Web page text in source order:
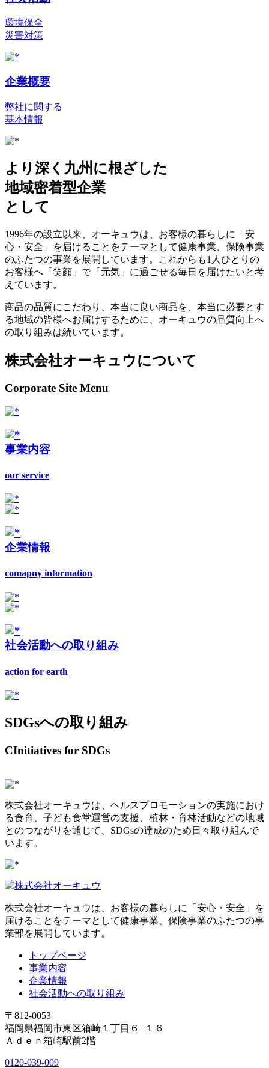
環境保全
災害対策
企業概要
弊社に関する
基本情報
より深く九州に根ざした
地域密着型企業
として
1996年の設立以来、オーキュウは、お客様の暮らしに「安
心・安全」を届けることをテーマとして健康事業、保険事業
のふたつの事業を展開しています。これからも1人ひとりの
お客様へ「笑顔」で「元気」に過ごせる毎日を届けたいと考
えています。
商品の品質にこだわり、本当に良い商品を、本当に必要とす
る地域の皆様へお届けするために、オーキュウの品質向上へ
の取り組みは続いています。
株式会社オーキュウについて
Corporate Site Menu
事業内容
our service
企業情報
comapny information
社会活動への取り組み
action for earth
SDGsへの取り組み
CInitiatives for SDGs
株式会社オーキュウは、ヘルスプロモーションの実施におけ
る食育、子ども食堂運営の支援、植林・育林活動などの地域
とのつながりを通じて、SDGsの達成のため日々取り組んで
います。
株式会社オーキュウは、お客様の暮らしに「安心・安全」を
届けることをテーマとして健康事業、保険事業のふたつの事
業部を展開しています。
トップページ
事業内容
企業情報
社会活動への取り組み
〒812-0053
福岡県福岡市東区箱崎１丁目６−１６
Ａｄｅｎ箱崎駅前2階
0120-039-009